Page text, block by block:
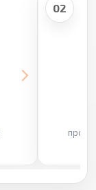
02